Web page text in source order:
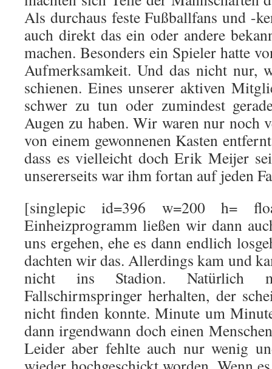
Als durchaus feste Fußballfans und -
auch direkt das ein oder andere
machen. Besonders ein Spieler hatte
Aufmerksamkeit. Und das nicht nur,
schienen. Eines unserer aktiven
schwer zu tun oder zumindest
Augen zu haben. Wir waren nur noch
von einem gewonnenen Kasten
dass es vielleicht doch Erik Meijer
unsererseits war ihm fortan auf jeden
[singlepic id=396 w=200 h=
Einheizprogramm ließen wir dann
uns ergehen, ehe es dann endlich
dachten wir das. Allerdings kam und
nicht ins Stadion. Natürlich
Fallschirmspringer herhalten, der
nicht finden konnte. Minute um
dann irgendwann doch einen
Leider aber fehlte auch nur wenig